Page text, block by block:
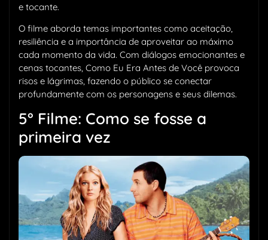
e tocante.
O filme aborda temas importantes como aceitação,
resiliência e a importância de aproveitar ao máximo
cada momento da vida. Com diálogos emocionantes e
cenas tocantes, Como Eu Era Antes de Você provoca
risos e lágrimas, fazendo o público se conectar
profundamente com os personagens e seus dilemas.
5° Filme: Como se fosse a
primeira vez